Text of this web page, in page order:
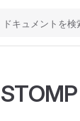
ドキュメントを検